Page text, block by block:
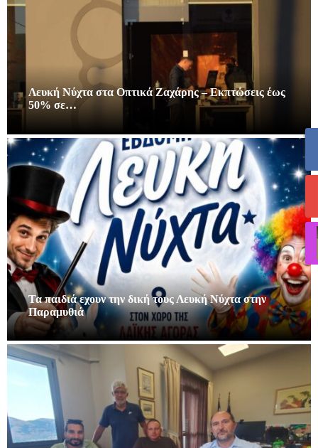
Λευκή Νύχτα στα Οπτικά Ζαχάρης – Εκπτώσεις έως
50% σε…
Τα παιδιά εχουν την δική τους Λευκή Νύχτα στην
Παραμυθιά